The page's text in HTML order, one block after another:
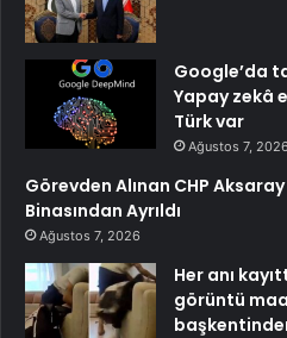
Google’da
Yapay zekâ
Türk var
Ağustos 7, 2026
Görevden Alınan CHP
Binasından Ayrıldı
Ağustos 7, 2026
Her anı
görüntü